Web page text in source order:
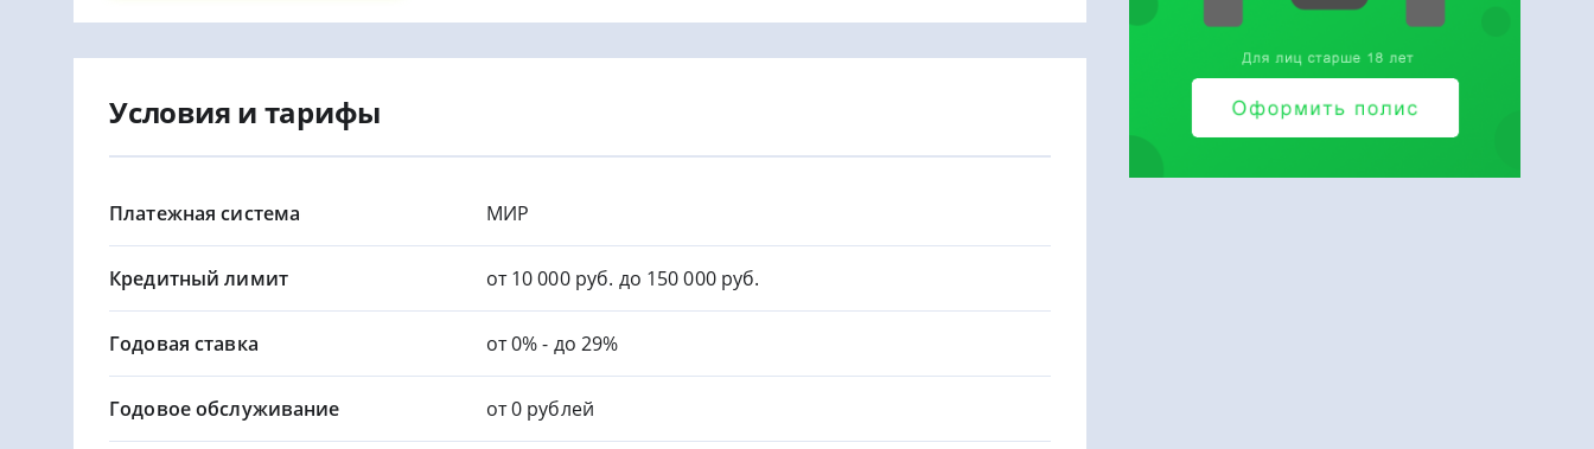
Условия и тарифы
Платежная система МИР
Кредитный лимит от 10 000 руб. до 150 000 руб.
Годовая ставка от 0% - до 29%
Годовое обслуживание от 0 рублей